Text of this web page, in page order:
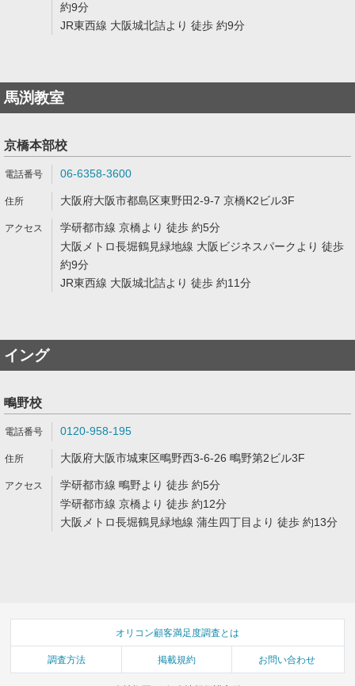
約9分
JR東西線 大阪城北詰より 徒歩 約9分
馬渕教室
京橋本部校
06-6358-3600
大阪府大阪市都島区東野田2-9-7 京橋K2ビル3F
学研都市線 京橋より 徒歩 約5分
大阪メトロ長堀鶴見緑地線 大阪ビジネスパークより 徒歩
約9分
JR東西線 大阪城北詰より 徒歩 約11分
イング
鴫野校
0120-958-195
大阪府大阪市城東区鴫野西3-6-26 鴫野第2ビル3F
学研都市線 鴫野より 徒歩 約5分
学研都市線 京橋より 徒歩 約12分
大阪メトロ長堀鶴見緑地線 蒲生四丁目より 徒歩 約13分
オリコン顧客満足度調査とは
調査方法 掲載規約 お問い合わせ